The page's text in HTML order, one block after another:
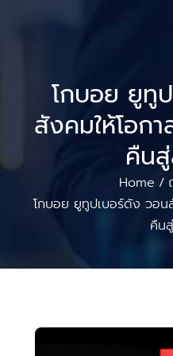
โกบอย ยูทู
สังคมให้โอก
คืน
Home /
โกบอย ยูทูปเบอร์ดัง วอ
คืน